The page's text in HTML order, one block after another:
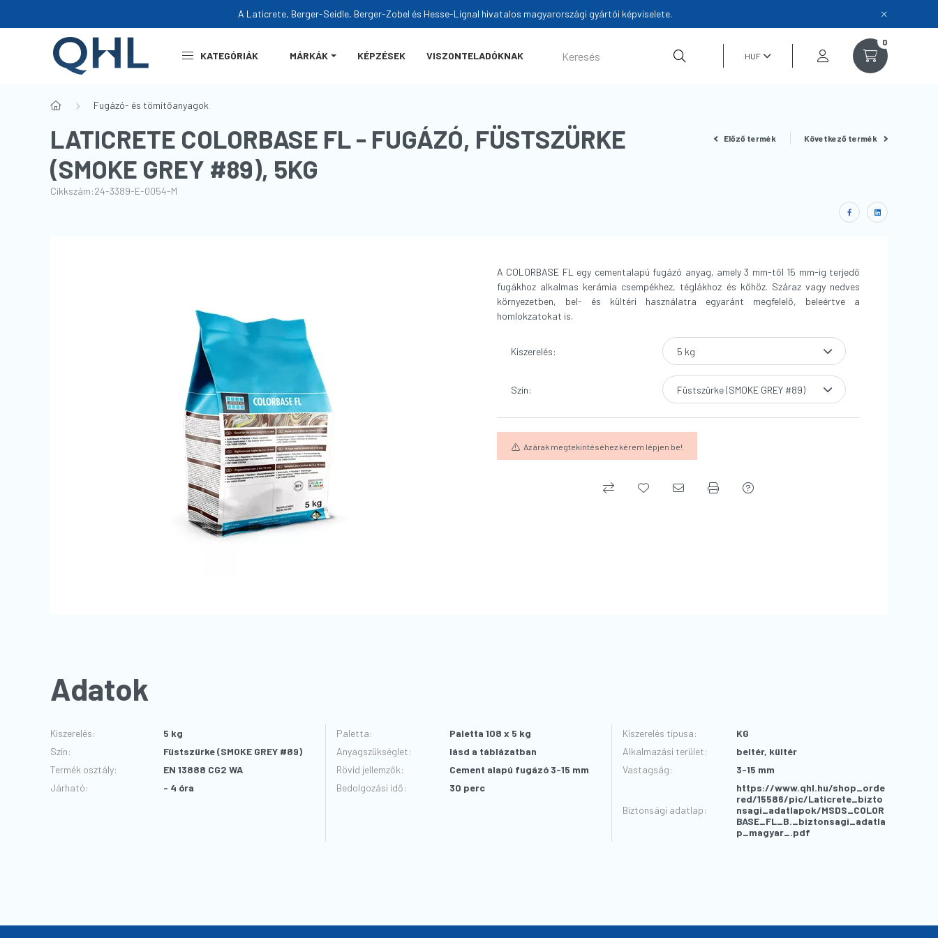
A Laticrete, Berger-Seidle, Berger-Zobel és Hesse-Lignal hivatalos magyarországi gyártói képviselete.
KATEGÓRIÁK MÁRKÁK KÉPZÉSEK VISZONTELADÓKNAK
0
Fugázó- és tömítőanyagok
Előző termék Következő termék
LATICRETE COLORBASE FL - FUGÁZÓ, FÜSTSZÜRKE
(SMOKE GREY #89), 5KG
Cikkszám:24-3389-E-0054-M
A COLORBASE FL egy cementalapú fugázó anyag, amely 3 mm-től 15 mm-ig terjedő
fugákhoz alkalmas kerámia csempékhez, téglákhoz és kőhöz. Száraz vagy nedves
környezetben, bel- és kültéri használatra egyaránt megfelelő, beleértve a
homlokzatokat is.
Kiszerelés:
Szín:
Az árak megtekintéséhez kérem lépjen be!
Adatok
Kiszerelés: 5 kg Paletta: Paletta 108 x 5 kg Kiszerelés típusa:
KG
Szín: Füstszürke (SMOKE GREY #89) Anyagszükséglet: lásd a táblázatban Alkalmazási terület:
beltér, kültér
Termék osztály: EN 13888 CG2 WA Rövid jellemzők: Cement alapú fugázó 3-15 mm Vastagság:
3-15 mm
Járható: - 4 óra Bedolgozási idő:
30 perc
Biztonsági adatlap:
https://www.qhl.hu/shop_orde
red/15586/pic/Laticrete_bizto
nsagi_adatlapok/MSDS_COLOR
BASE_FL_B._biztonsagi_adatla
p_magyar_.pdf